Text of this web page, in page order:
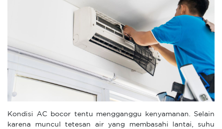
Kondisi AC bocor tentu mengganggu kenyamanan. Selain
karena muncul tetesan air yang membasahi lantai, suhu